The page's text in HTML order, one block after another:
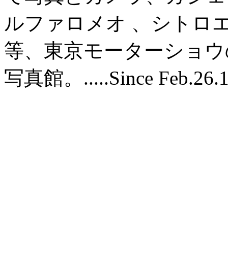
ルファロメオ 、シトロ
等、東京モーターショ
写真館。.....Since